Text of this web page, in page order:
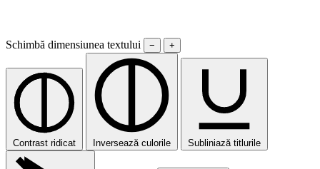
Schimbă dimensiunea textului − +
Contrast ridicat Inversează culorile Subliniază titlurile